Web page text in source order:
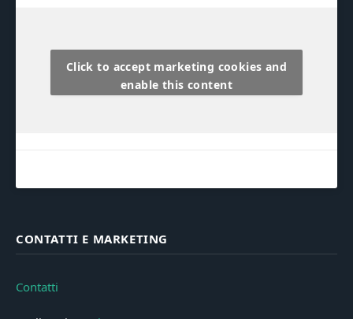
Click to accept marketing cookies and
enable this content
CONTATTI E MARKETING
Contatti